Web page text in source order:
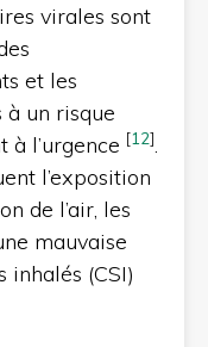
virales sont
et les
à un risque
à l’urgence [12].
l’exposition
de l’air, les
mauvaise
inhalés (CSI)